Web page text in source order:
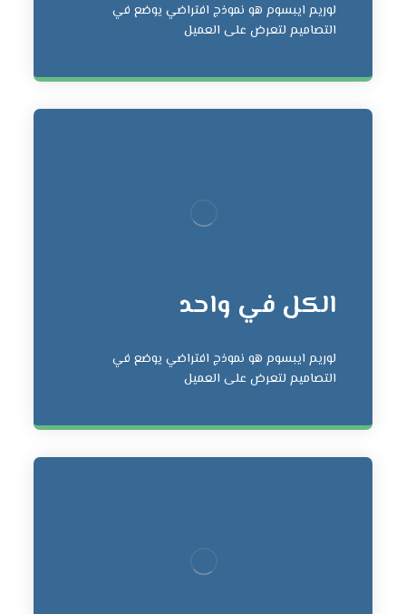
لوريم ايبسوم هو نموذج افتراضي يوضع في
التصاميم لتعرض على العميل
الكل في واحد
لوريم ايبسوم هو نموذج افتراضي يوضع في
التصاميم لتعرض على العميل